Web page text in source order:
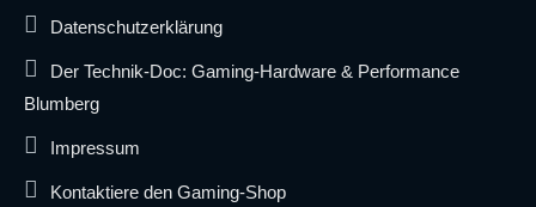
Datenschutzerklärung
Der Technik-Doc: Gaming-Hardware & Performance
Blumberg
Impressum
Kontaktiere den Gaming-Shop